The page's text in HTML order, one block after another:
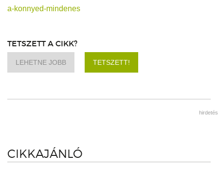
a-konnyed-mindenes
TETSZETT A CIKK?
LEHETNE JOBB TETSZETT!
hirdetés
CIKKAJÁNLÓ